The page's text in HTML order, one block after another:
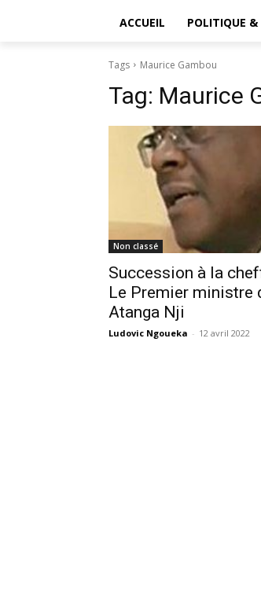
ACCUEIL POLITIQUE &
Tags Maurice Gambou
Tag: Maurice
Non classé
Succession à la
Le Premier ministre
Atanga Nji
Ludovic Ngoueka - 12 avril 2022